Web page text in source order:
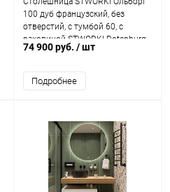
100 дуб французский, без
отверстий, с тумбой 60, с
раковиной STWORKI Rotenburg
40 черной
74 900 руб. / шт
Подробнее